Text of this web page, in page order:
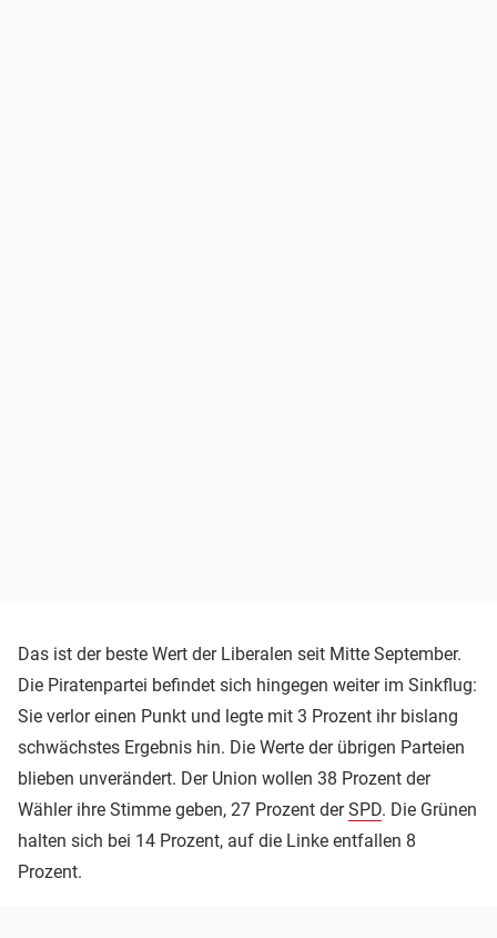
Das ist der beste Wert der Liberalen seit Mitte September.
Die Piratenpartei befindet sich hingegen weiter im Sinkflug:
Sie verlor einen Punkt und legte mit 3 Prozent ihr bislang
schwächstes Ergebnis hin. Die Werte der übrigen Parteien
blieben unverändert. Der Union wollen 38 Prozent der
Wähler ihre Stimme geben, 27 Prozent derSPD. Die Grünen
halten sich bei 14 Prozent, auf die Linke entfallen 8
Prozent.